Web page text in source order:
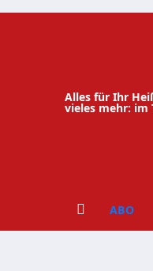
Zum
Alles für Ihr
vieles mehr: im
ABO